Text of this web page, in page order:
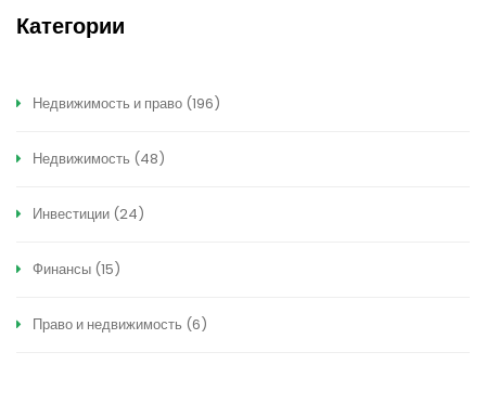
Категории
Недвижимость и право (196)
Недвижимость (48)
Инвестиции (24)
Финансы (15)
Право и недвижимость (6)